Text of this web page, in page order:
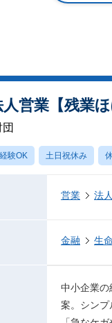
営業【残業
験OK 土日祝休み
営業 法
金融 生
中小企業の
案。シンプ